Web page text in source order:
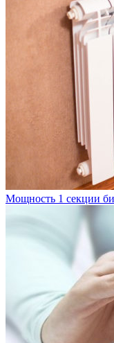
Мощность 1 секции